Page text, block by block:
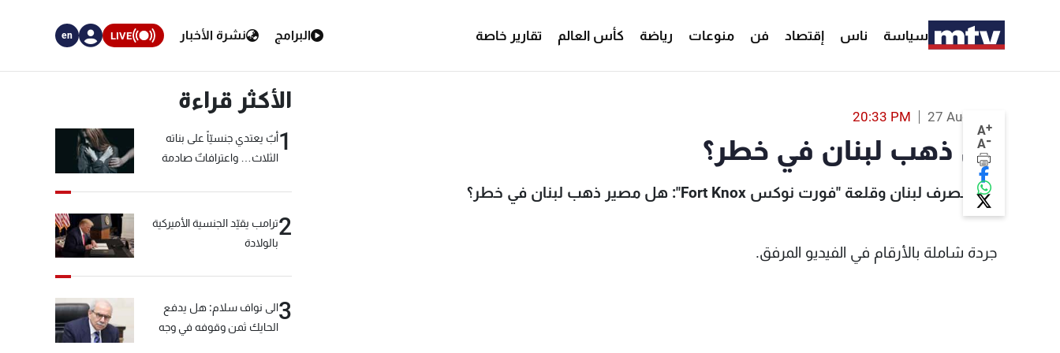
سياسة ناس إقتصاد فن منوعات رياضة كأس العالم تقارير خاصة البرامج نشرة الأخبار LIVE
en
A+
A-
27 Aug 2023
20:33 PM
هل ذهب لبنان في خطر؟
بين مصرف لبنان وقلعة "فورت نوكس Fort Knox": هل مصير ذهب لبنان في خطر؟
جردة شاملة بالأرقام في الفيديو المرفق.
الأكثر قراءة
1أبٌ يعتدي جنسيّاً على بناته
الثلاث… واعترافاتٌ صادمة
2ترامب يقيّد الجنسية الأميركية
بالولادة
3الى نواف سلام: هل يدفع
الحايك ثمن وقوفه في وجه